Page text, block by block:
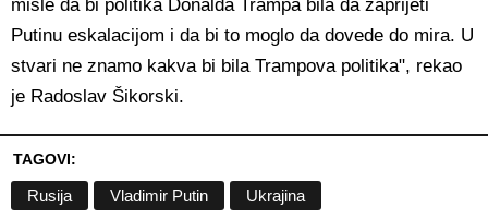
misle da bi politika Donalda Trampa bila da zaprijeti
Putinu eskalacijom i da bi to moglo da dovede do mira. U
stvari ne znamo kakva bi bila Trampova politika", rekao
je Radoslav Šikorski.
TAGOVI:
Rusija Vladimir Putin Ukrajina